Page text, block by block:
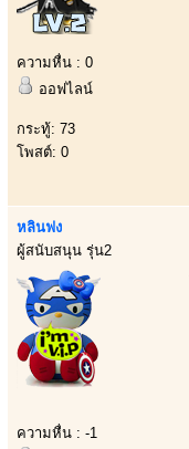
ความหื่น : 0
ออฟไลน์
กระทู้: 73
โพสต์: 0
หลินฟง
ผู้สนับสนุน รุ่น2
ความหื่น : -1